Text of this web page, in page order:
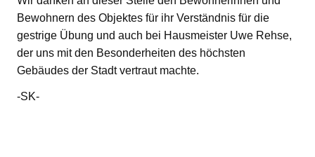
Bewohnern des Objektes für ihr Verständnis für die
gestrige Übung und auch bei Hausmeister Uwe Rehse,
der uns mit den Besonderheiten des höchsten
Gebäudes der Stadt vertraut machte.
-SK-